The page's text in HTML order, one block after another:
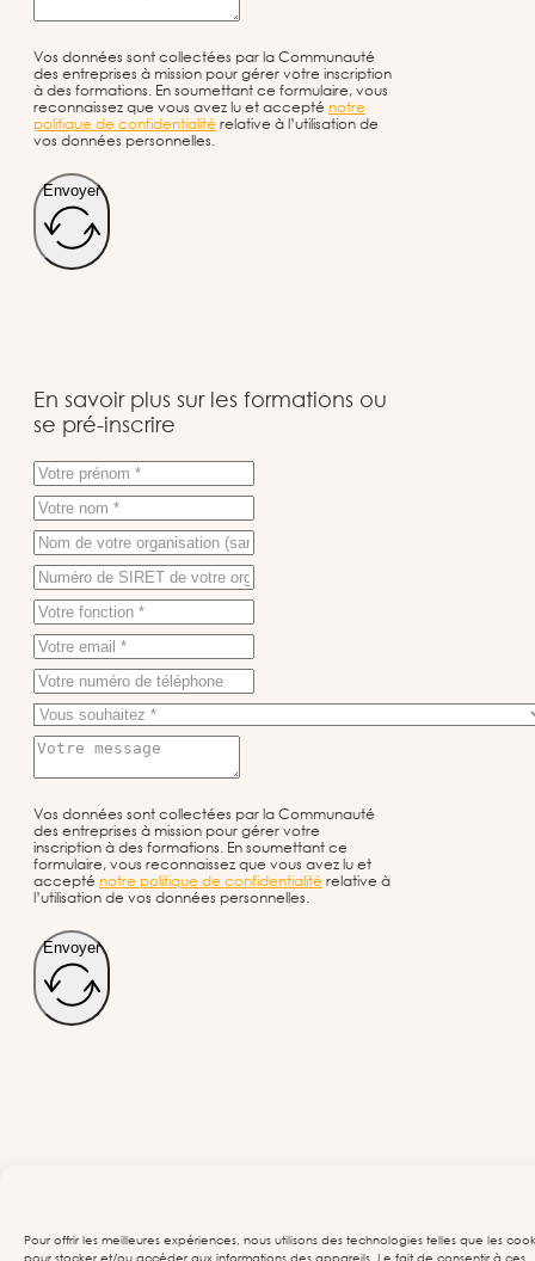
Pour offrir les meilleures expériences, nous utilisons des technologies telles que les
Vos données sont collectées par la Communauté
des entreprises à mission pour gérer votre inscription
à des formations. En soumettant ce formulaire, vous
reconnaissez que vous avez lu et accepté notre
politique de confidentialitérelative à l’utilisation de
vos données personnelles.
Envoyer
En savoir plus sur les formations ou
se pré-inscrire
Vos données sont collectées par la Communauté
des entreprises à mission pour gérer votre
inscription à des formations. En soumettant ce
formulaire, vous reconnaissez que vous avez lu et
accepté notre politique de confidentialitérelative à
l’utilisation de vos données personnelles.
Envoyer